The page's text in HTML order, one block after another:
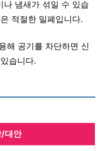
나 냄새가 섞일 수 있습
적절한 밀폐입니다.
해 공기를 차단하면 신
습니다.
/대안